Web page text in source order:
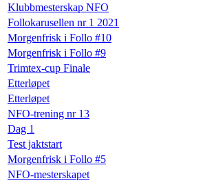
Klubbmesterskap NFO
Follokarusellen nr 1 2021
Morgenfrisk i Follo #10
Morgenfrisk i Follo #9
Trimtex-cup Finale
Etterløpet
Etterløpet
NFO-trening nr 13
Dag 1
Test jaktstart
Morgenfrisk i Follo #5
NFO-mesterskapet